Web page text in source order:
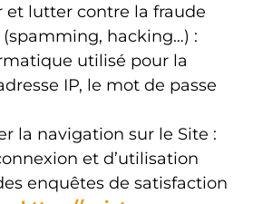
et lutter contre la fraude
hacking…) :
utilisé pour la
IP, le mot de passe
la navigation sur le Site :
et d’utilisation
enquêtes de satisfaction